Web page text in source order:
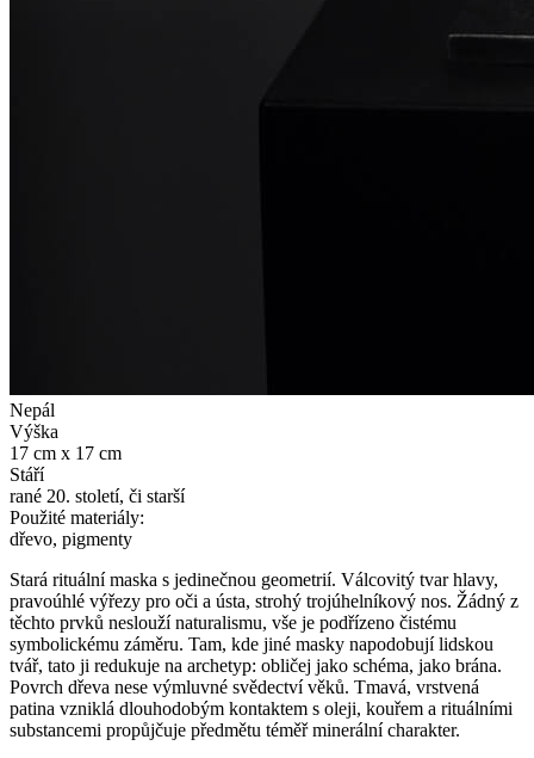
Nepál
Výška
17 cm x 17 cm
Stáří
rané 20. století, či starší
Použité materiály:
dřevo, pigmenty
Stará rituální maska s jedinečnou geometrií. Válcovitý tvar hlavy,
pravoúhlé výřezy pro oči a ústa, strohý trojúhelníkový nos. Žádný z
těchto prvků neslouží naturalismu, vše je podřízeno čistému
symbolickému záměru. Tam, kde jiné masky napodobují lidskou
tvář, tato ji redukuje na archetyp: obličej jako schéma, jako brána.
Povrch dřeva nese výmluvné svědectví věků. Tmavá, vrstvená
patina vzniklá dlouhodobým kontaktem s oleji, kouřem a rituálními
substancemi propůjčuje předmětu téměř minerální charakter.